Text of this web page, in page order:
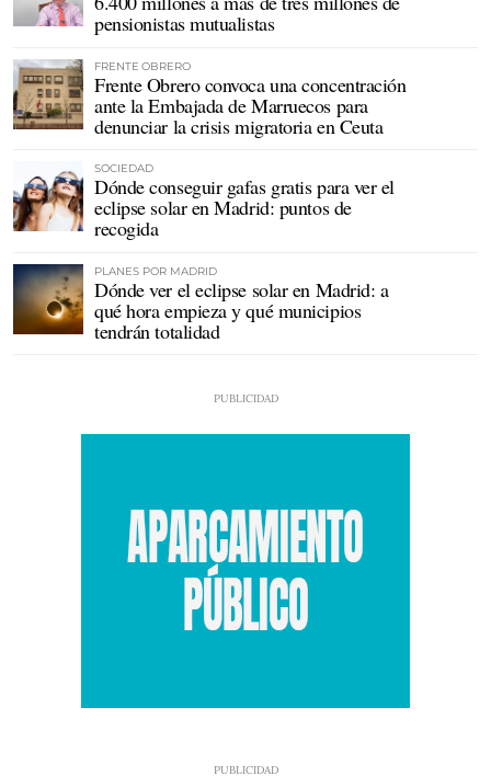
pensionistas mutualistas
FRENTE OBRERO
Frente Obrero convoca una concentración
ante la Embajada de Marruecos para
denunciar la crisis migratoria en Ceuta
SOCIEDAD
Dónde conseguir gafas gratis para ver el
eclipse solar en Madrid: puntos de
recogida
PLANES POR MADRID
Dónde ver el eclipse solar en Madrid: a
qué hora empieza y qué municipios
tendrán totalidad